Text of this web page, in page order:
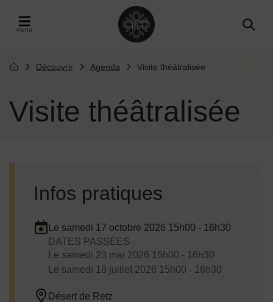
Retour à l'accueil
le menu
Page d'accueil du site
Découvrir Agenda Visite théâtralisée
Visite théâtralisée
Infos pratiques
Dates de planification
Le samedi 17 octobre 2026 15h00 - 16h30
DATES PASSÉES
Le samedi 23 mai 2026 15h00 - 16h30
Le samedi 18 juillet 2026 15h00 - 16h30
Désert de Retz